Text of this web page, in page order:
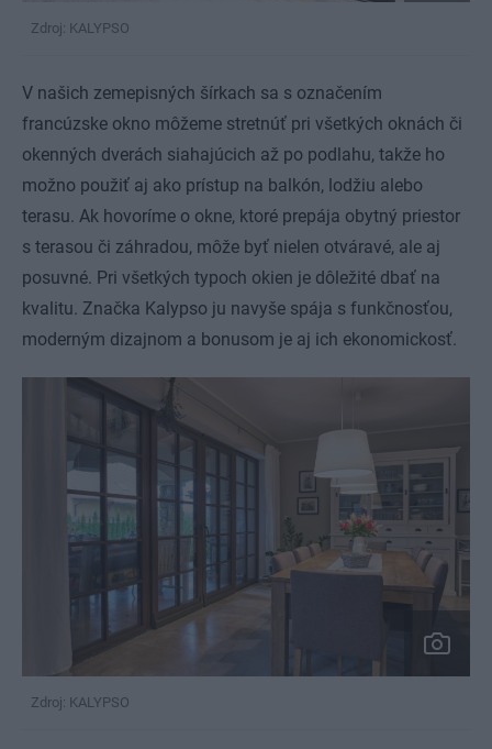
Zdroj: KALYPSO
V našich zemepisných šírkach sa s označením
francúzske okno môžeme stretnúť pri všetkých oknách či
okenných dverách siahajúcich až po podlahu, takže ho
možno použiť aj ako prístup na balkón, lodžiu alebo
terasu. Ak hovoríme o okne, ktoré prepája obytný priestor
s terasou či záhradou, môže byť nielen otváravé, ale aj
posuvné. Pri všetkých typoch okien je dôležité dbať na
kvalitu. Značka Kalypso ju navyše spája s funkčnosťou,
moderným dizajnom a bonusom je aj ich ekonomickosť.
Zdroj: KALYPSO